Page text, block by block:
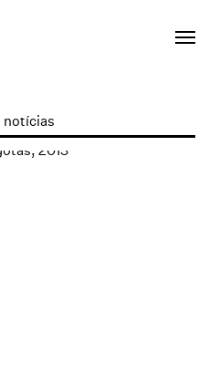
notícias
image in a popup: